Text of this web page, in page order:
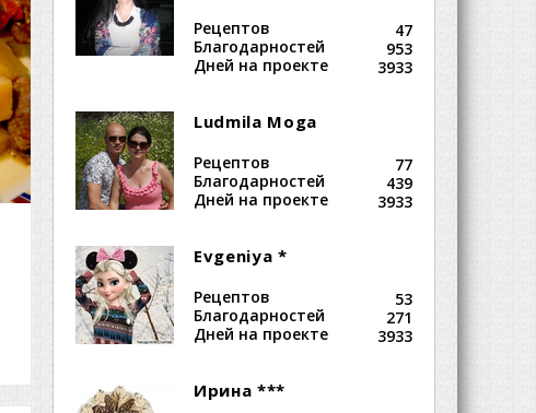
Рецептов 47
Благодарностей 953
Дней на проекте 3933
Ludmila Moga
Рецептов 77
Благодарностей 439
Дней на проекте 3933
Evgeniya *
Рецептов 53
Благодарностей 271
Дней на проекте 3933
Ирина ***